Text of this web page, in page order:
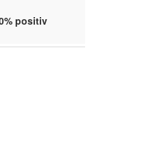
positiv